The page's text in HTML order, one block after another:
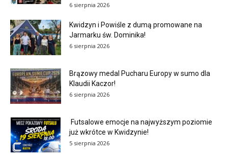
6 sierpnia 2026
Kwidzyn i Powiśle z dumą promowane na
Jarmarku św. Dominika!
6 sierpnia 2026
Brązowy medal Pucharu Europy w sumo dla
Klaudii Kaczor!
6 sierpnia 2026
Futsalowe emocje na najwyższym poziomie
już wkrótce w Kwidzynie!
5 sierpnia 2026